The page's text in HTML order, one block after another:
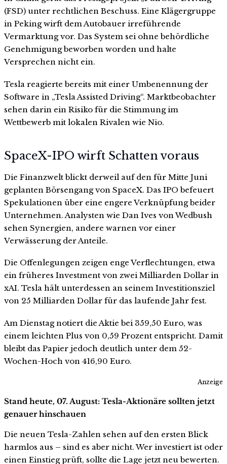
(FSD) unter rechtlichen Beschuss. Eine Klägergruppe
in Peking wirft dem Autobauer irreführende
Vermarktung vor. Das System sei ohne behördliche
Genehmigung beworben worden und halte
Versprechen nicht ein.
Tesla reagierte bereits mit einer Umbenennung der
Software in „Tesla Assisted Driving“. Marktbeobachter
sehen darin ein Risiko für die Stimmung im
Wettbewerb mit lokalen Rivalen wie Nio.
SpaceX-IPO wirft Schatten voraus
Die Finanzwelt blickt derweil auf den für Mitte Juni
geplanten Börsengang von SpaceX. Das IPO befeuert
Spekulationen über eine engere Verknüpfung beider
Unternehmen. Analysten wie Dan Ives von Wedbush
sehen Synergien, andere warnen vor einer
Verwässerung der Anteile.
Die Offenlegungen zeigen enge Verflechtungen, etwa
ein früheres Investment von zwei Milliarden Dollar in
xAI. Tesla hält unterdessen an seinem Investitionsziel
von 25 Milliarden Dollar für das laufende Jahr fest.
Am Dienstag notiert die Aktie bei 359,50 Euro, was
einem leichten Plus von 0,59 Prozent entspricht. Damit
bleibt das Papier jedoch deutlich unter dem 52-
Wochen-Hoch von 416,90 Euro.
Anzeige
Stand heute, 07. August: Tesla-Aktionäre sollten jetzt
genauer hinschauen
Die neuen Tesla-Zahlen sehen auf den ersten Blick
harmlos aus – sind es aber nicht. Wer investiert ist oder
einen Einstieg prüft, sollte die Lage jetzt neu bewerten.